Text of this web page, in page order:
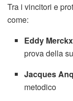
Tra i vincitori e
come:
Eddy Merckx
prova della
Jacques
metodico